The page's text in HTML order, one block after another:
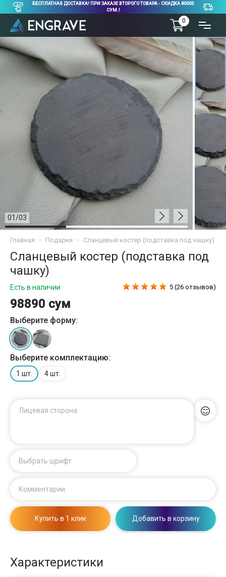
БЕСПЛАТНАЯ ДОСТАВКА! ПРИ ЗАКАЗЕ ВТОРОГО ТОВАРА - СКИДКА 80000
СУМ.!
0
01/03
Главная Подарки Сланцевый костер (подставка под чашку)
Сланцевый костер (подставка под
чашку)
Есть в наличии
98890 сум
5 (26 отзывов)
Выберите форму:
Выберите комплектацию:
1 шт. 4 шт.
Лицевая сторона
Выбрать шрифт
Комментарии
Купить в 1 клик Добавить в корзину
Характеристики